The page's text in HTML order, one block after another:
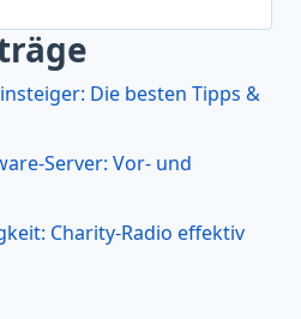
Die besten Tipps &
Server: Vor- und
Charity-Radio effektiv